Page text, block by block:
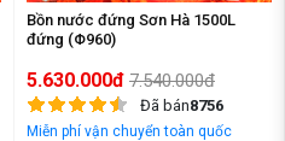
Bồn nước đứng Sơn Hà 1500L
đứng (Φ960)
5.630.000đ 7.540.000đ
Đã bán8756
Miễn phí vận chuyển toàn quốc